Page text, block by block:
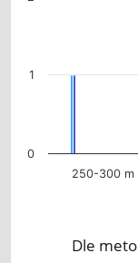
250-300 m
0
1
Dle